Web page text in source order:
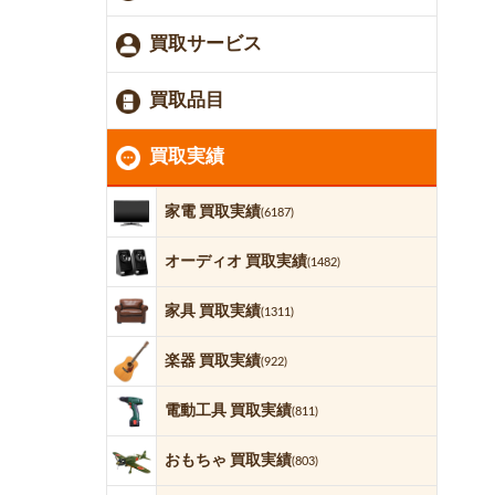
買取サービス
買取品目
買取実績
家電 買取実績(6187)
オーディオ 買取実績(1482)
家具 買取実績(1311)
楽器 買取実績(922)
電動工具 買取実績(811)
おもちゃ 買取実績(803)